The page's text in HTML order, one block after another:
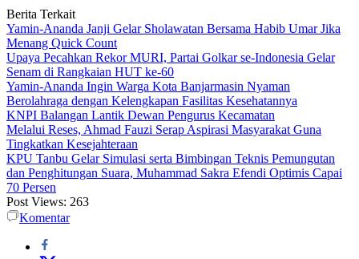
Berita Terkait
Yamin-Ananda Janji Gelar Sholawatan Bersama Habib Umar Jika
Menang Quick Count
Upaya Pecahkan Rekor MURI, Partai Golkar se-Indonesia Gelar
Senam di Rangkaian HUT ke-60
Yamin-Ananda Ingin Warga Kota Banjarmasin Nyaman
Berolahraga dengan Kelengkapan Fasilitas Kesehatannya
KNPI Balangan Lantik Dewan Pengurus Kecamatan
Melalui Reses, Ahmad Fauzi Serap Aspirasi Masyarakat Guna
Tingkatkan Kesejahteraan
KPU Tanbu Gelar Simulasi serta Bimbingan Teknis Pemungutan
dan Penghitungan Suara, Muhammad Sakra Efendi Optimis Capai
70 Persen
Post Views: 263
Komentar